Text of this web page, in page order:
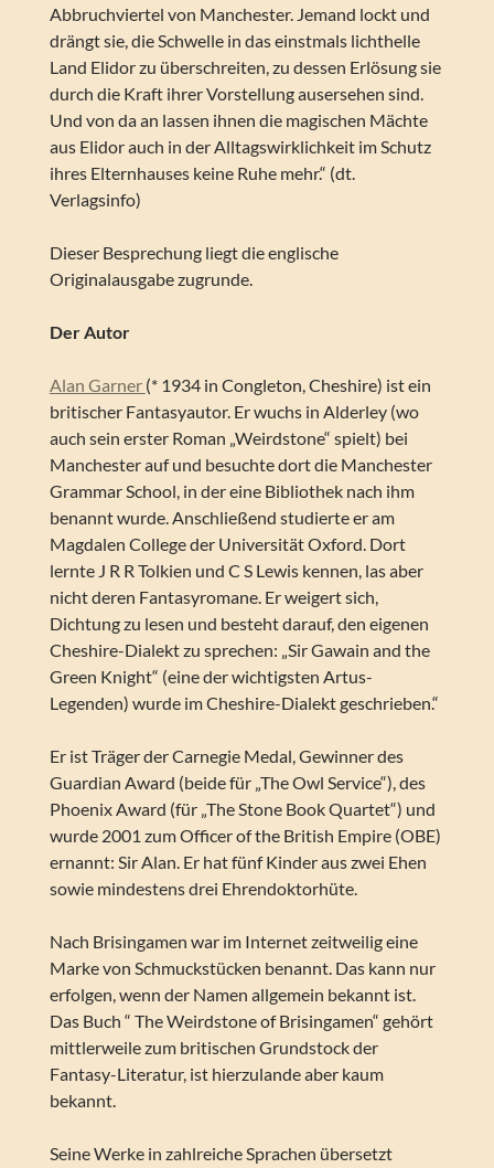
Abbruchviertel von Manchester. Jemand lockt und
drängt sie, die Schwelle in das einstmals lichthelle
Land Elidor zu überschreiten, zu dessen Erlösung sie
durch die Kraft ihrer Vorstellung ausersehen sind.
Und von da an lassen ihnen die magischen Mächte
aus Elidor auch in der Alltagswirklichkeit im Schutz
ihres Elternhauses keine Ruhe mehr.“ (dt.
Verlagsinfo)
Dieser Besprechung liegt die englische
Originalausgabe zugrunde.
Der Autor
Alan Garner (* 1934 in Congleton, Cheshire) ist ein
britischer Fantasyautor. Er wuchs in Alderley (wo
auch sein erster Roman „Weirdstone“ spielt) bei
Manchester auf und besuchte dort die Manchester
Grammar School, in der eine Bibliothek nach ihm
benannt wurde. Anschließend studierte er am
Magdalen College der Universität Oxford. Dort
lernte J R R Tolkien und C S Lewis kennen, las aber
nicht deren Fantasyromane. Er weigert sich,
Dichtung zu lesen und besteht darauf, den eigenen
Cheshire-Dialekt zu sprechen: „Sir Gawain and the
Green Knight“ (eine der wichtigsten Artus-
Legenden) wurde im Cheshire-Dialekt geschrieben.“
Er ist Träger der Carnegie Medal, Gewinner des
Guardian Award (beide für „The Owl Service“), des
Phoenix Award (für „The Stone Book Quartet“) und
wurde 2001 zum Officer of the British Empire (OBE)
ernannt: Sir Alan. Er hat fünf Kinder aus zwei Ehen
sowie mindestens drei Ehrendoktorhüte.
Nach Brisingamen war im Internet zeitweilig eine
Marke von Schmuckstücken benannt. Das kann nur
erfolgen, wenn der Namen allgemein bekannt ist.
Das Buch “ The Weirdstone of Brisingamen“ gehört
mittlerweile zum britischen Grundstock der
Fantasy-Literatur, ist hierzulande aber kaum
bekannt.
Seine Werke in zahlreiche Sprachen übersetzt